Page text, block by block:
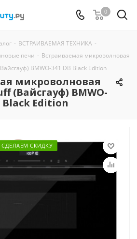
0
- ВСТРАИВАЕМАЯ ТЕХНИКА -
печи - Встраиваемая микроволновая
BMWO-341 DB Black Edition
микроволновая
(Вайсгауф) BMWO-
Black Edition
СДЕЛАЕМ СКИДКУ